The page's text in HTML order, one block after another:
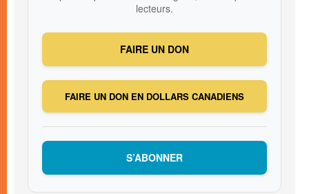
lecteurs.
FAIRE UN DON
FAIRE UN DON EN DOLLARS CANADIENS
S’ABONNER